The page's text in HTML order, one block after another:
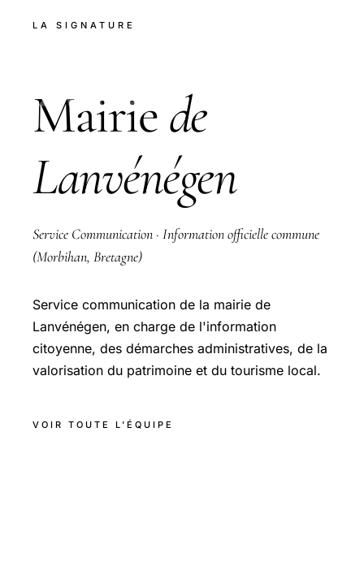
Md
LA SIGNATURE
Mairiede
Lanvénégen
Service Communication · Information officielle commune
(Morbihan, Bretagne)
Service communication de la mairie de
Lanvénégen, en charge de l'information
citoyenne, des démarches administratives, de la
valorisation du patrimoine et du tourisme local.
VOIR TOUTE L'ÉQUIPE